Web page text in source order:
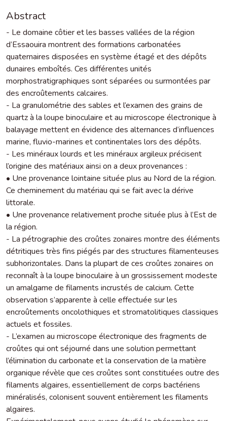
Abstract
- Le domaine côtier et les basses vallées de la région
d’Essaouira montrent des formations carbonatées
quaternaires disposées en système étagé et des dépôts
dunaires emboîtés. Ces différentes unités
morphostratigraphiques sont séparées ou surmontées par
des encroûtements calcaires.
- La granulométrie des sables et l’examen des grains de
quartz à la loupe binoculaire et au microscope électronique à
balayage mettent en évidence des alternances d’influences
marine, fluvio-marines et continentales lors des dépôts.
- Les minéraux lourds et les minéraux argileux précisent
l’origine des matériaux ainsi on a deux provenances :
• Une provenance lointaine située plus au Nord de la région.
Ce cheminement du matériau qui se fait avec la dérive
littorale.
• Une provenance relativement proche située plus à l’Est de
la région.
- La pétrographie des croûtes zonaires montre des éléments
détritiques très fins piégés par des structures filamenteuses
subhorizontales. Dans la plupart de ces croûtes zonaires on
reconnaît à la loupe binoculaire à un grossissement modeste
un amalgame de filaments incrustés de calcium. Cette
observation s’apparente à celle effectuée sur les
encroûtements oncolothiques et stromatolitiques classiques
actuels et fossiles.
- L’examen au microscope électronique des fragments de
croûtes qui ont séjourné dans une solution permettant
l’élimination du carbonate et la conservation de la matière
organique révèle que ces croûtes sont constituées outre des
filaments algaires, essentiellement de corps bactériens
minéralisés, colonisent souvent entièrement les filaments
algaires.